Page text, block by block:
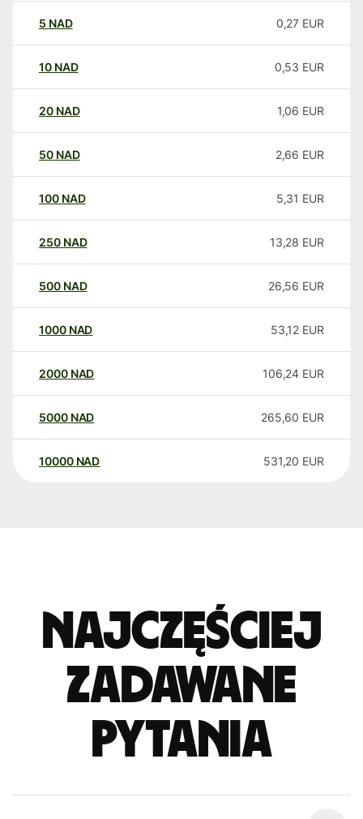
5 NAD 0,27 EUR
10 NAD 0,53 EUR
20 NAD 1,06 EUR
50 NAD 2,66 EUR
100 NAD 5,31 EUR
250 NAD 13,28 EUR
500 NAD 26,56 EUR
1000 NAD 53,12 EUR
2000 NAD 106,24 EUR
5000 NAD 265,60 EUR
10000 NAD 531,20 EUR
Najczęściej
zadawane
pytania